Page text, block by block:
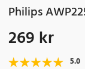
Philips
Pris:269 kr
269 kr
5.0